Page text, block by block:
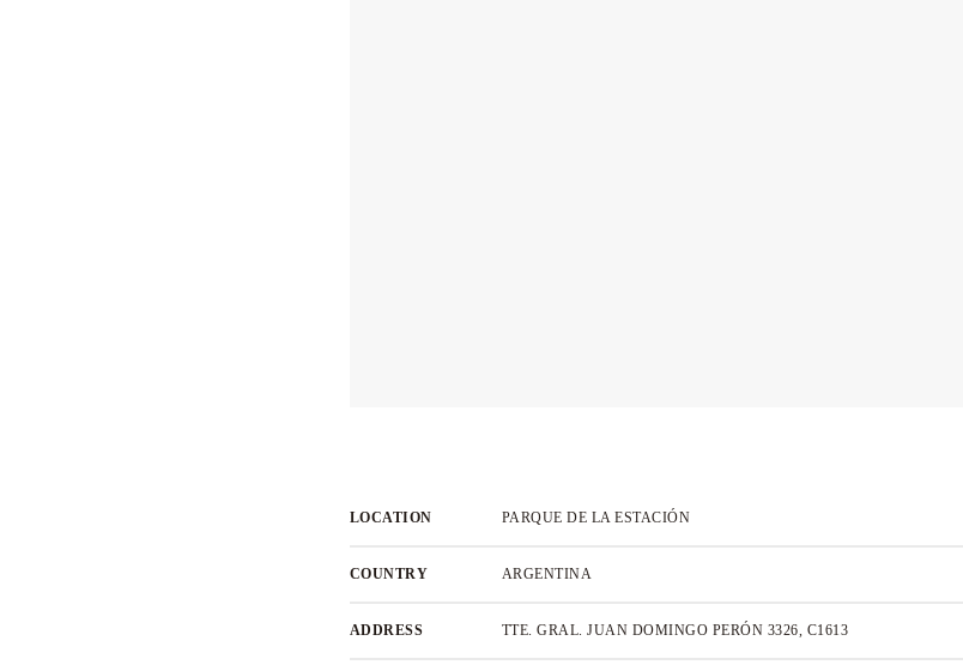
LOCATION PARQUE DE LA ESTACIÓN
COUNTRY ARGENTINA
ADDRESS TTE. GRAL. JUAN DOMINGO PERÓN 3326, C1613